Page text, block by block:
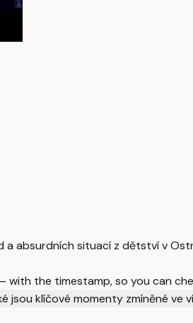
a absurdních situací z dětství v
the timestamp, so you can
jsou klíčové momenty zmíněné ve